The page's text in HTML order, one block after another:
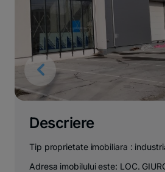
Descriere
Tip proprietate imobiliara :
Adresa imobilului este: LOC.